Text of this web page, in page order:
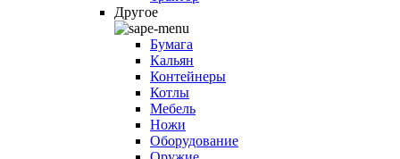
Другое
Бумага
Кальян
Контейнеры
Котлы
Мебель
Ножи
Оборудование